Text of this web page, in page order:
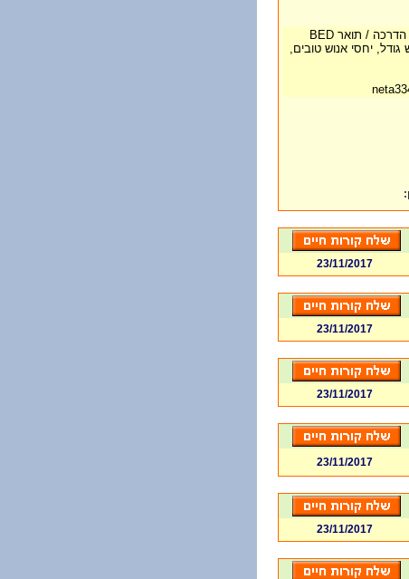
דרישות התפקיד – תעודת הוראה/ היתר הדרכה / תואר BED
גודל, יחסי אנוש טובים,
:
23/11/2017
23/11/2017
23/11/2017
23/11/2017
23/11/2017